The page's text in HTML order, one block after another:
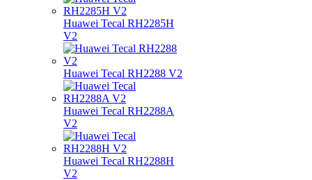
Huawei Tecal RH2285H
V2
Huawei Tecal RH2288 V2
Huawei Tecal RH2288A
V2
Huawei Tecal RH2288H
V2